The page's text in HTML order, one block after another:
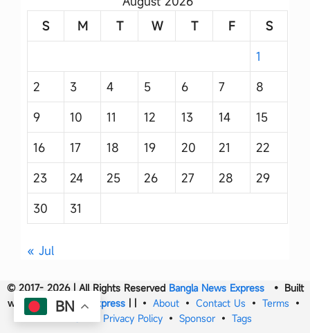
S
M T W T F
S
1
2
3 4 5 6 7
8
9
10 11 12 13 14
15
16
17 18 19 20 21
22
23
24 25 26 27 28
29
30
31
« Jul
© 2017- 2026 | All Rights Reserved Bangla News Express• Built
withBangla News Express | | • About • Contact Us • Terms •
Privacy Policy • Sponsor • Tags
BN